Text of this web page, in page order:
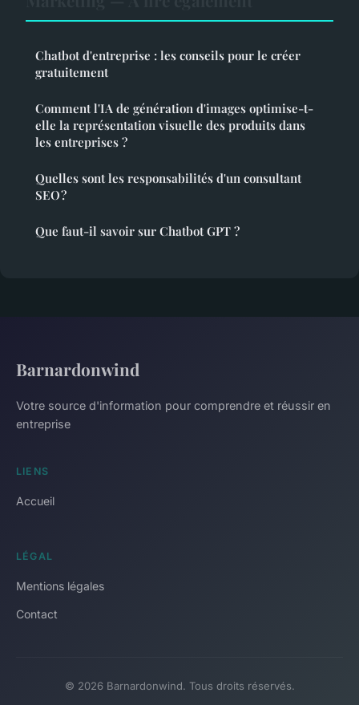
Chatbot d'entreprise : les conseils pour le créer
gratuitement
Comment l'IA de génération d'images optimise-t-
elle la représentation visuelle des produits dans
les entreprises ?
Quelles sont les responsabilités d'un consultant
SEO ?
Que faut-il savoir sur Chatbot GPT ?
Barnardonwind
Votre source d'information pour comprendre et réussir en
entreprise
LIENS
Accueil
LÉGAL
Mentions légales
Contact
© 2026 Barnardonwind. Tous droits réservés.